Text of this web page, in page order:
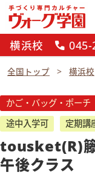
横浜校 call 045-
全国トップ 横浜校
かご・バッグ・ポーチ
途中入学可
定期講
tousket(R)
午後クラス